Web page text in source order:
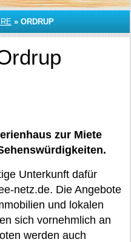
» ORDRUP
zur Miete
Unterkunft dafür
netz.de. Die Angebote
und lokalen
sich vornehmlich an
werden auch